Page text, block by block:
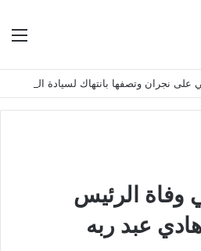
وفاة الرئيس
عبد ربه